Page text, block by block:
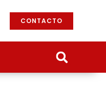
CONTACTO